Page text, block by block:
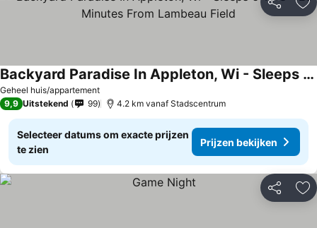
Delen
Geheel huis/appartement
Backyard Paradise In Appleton, Wi - Sleeps 6 To 8 - 25 Minutes From Lambeau Field
Prijzen bekijken
9,9 Uitstekend 99 4.2 km vanaf Stadscentrum
Selecteer datums om exacte prijzen
te zien
Prijzen bekijken
Delen